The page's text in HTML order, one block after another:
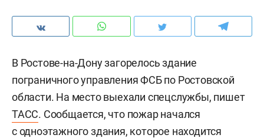
В Ростове-на-Дону загорелось здание
пограничного управления ФСБ по Ростовской
области. На место выехали спецслужбы, пишет
ТАСС. Сообщается, что пожар начался
с одноэтажного здания, которое находится